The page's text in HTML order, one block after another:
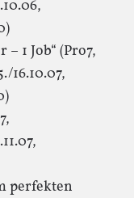
1 Job“ (Pro7,
16.10.07,
perfekten